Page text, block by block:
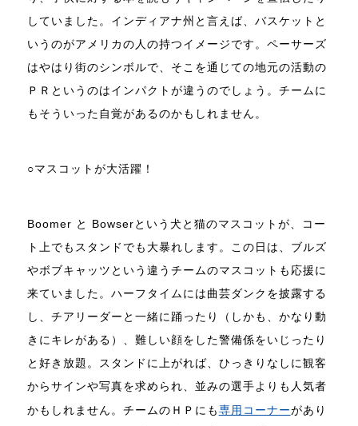
していました。インディアナ州と言えば、バスケットと
いうのがアメリカの人の持つイメージです。ペーサーズ
はやはり街のシンボルで、そこを通じての地元の活動の
ＰＲというのはインパクトが違うのでしょう。チームに
もそういった自覚があるのかもしれません。
○マスコットが大活躍！
Boomer と Bowserという犬と猫のマスコットが、コー
ト上でもスタンドでも大暴れします。この日は、ブルズ
やボブキャッツという違うチームのマスコットも応援に
来ていました。ハーフタイムには曲芸ダンクを披露する
し、チアリーダーと一緒に踊ったり（しかも、かなり動
きにキレがある）、難しい顔をした警備係をいじったり
と好き放題。スタンドに上がれば、ひっきりなしに観客
からサインや写真を求められ、並みの選手よりも人気者
かもしれません。チームのＨＰにも専用コーナーがあり